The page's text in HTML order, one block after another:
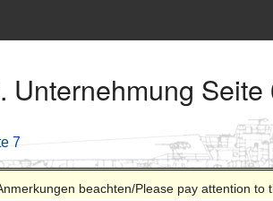
Unternehmung Seite
7
beachten/Please pay attention to